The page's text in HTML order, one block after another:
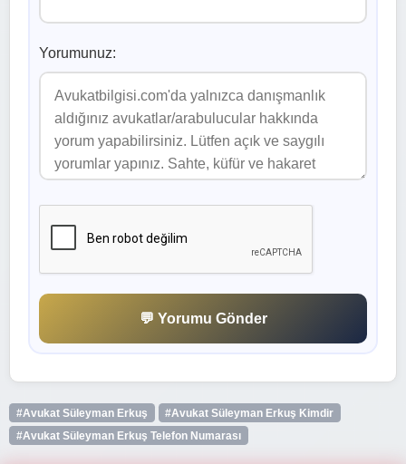
Yorumunuz:
💬 Yorumu Gönder
#Avukat Süleyman Erkuş
#Avukat Süleyman Erkuş Kimdir
#Avukat Süleyman Erkuş Telefon Numarası